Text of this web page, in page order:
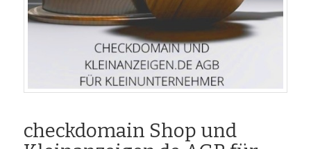
checkdomain Shop und